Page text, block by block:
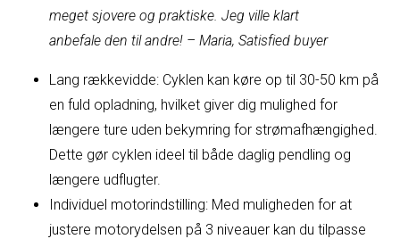
meget sjovere og praktiske. Jeg ville klart
anbefale den til andre! – Maria, Satisfied buyer
Lang rækkevidde: Cyklen kan køre op til 30-50 km på
en fuld opladning, hvilket giver dig mulighed for
længere ture uden bekymring for strømafhængighed.
Dette gør cyklen ideel til både daglig pendling og
længere udflugter.
Individuel motorindstilling: Med muligheden for at
justere motorydelsen på 3 niveauer kan du tilpasse